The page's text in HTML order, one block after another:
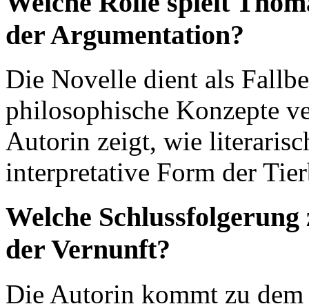
der Argumentation?
Die Novelle dient als
philosophische Konzepte
Autorin zeigt, wie
interpretative Form der
Welche
der Vernunft?
Die Autorin kommt zu dem